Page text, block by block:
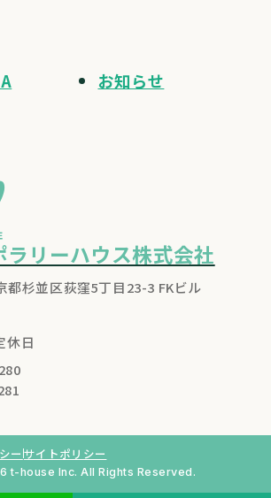
ラリーハウス株式会社
都杉並区荻窪5丁目23-3 FKビル
休日
お知らせ
ー サイトポリシー
t-house Inc. All Rights Reserved.